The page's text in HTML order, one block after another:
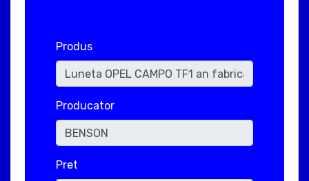
Produs
Producator
Pret